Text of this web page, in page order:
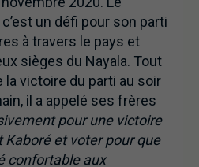
un défi pour son parti
à travers le pays et
sièges du Nayala. Tout
la victoire du parti au soir
il a appelé ses frères
pour une victoire
et voter pour que
confortable aux